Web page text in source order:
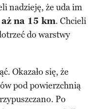
nadzieję, że uda im
na 15 km. Chcieli
do warstwy
Okazało się, że
pod powierzchnią
Po